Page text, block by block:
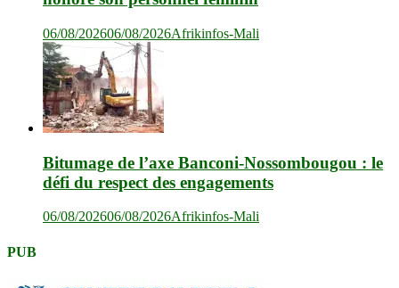
06/08/202606/08/2026Afrikinfos-Mali
Bitumage de l’axe Banconi-Nossombougou : le
défi du respect des engagements
06/08/202606/08/2026Afrikinfos-Mali
PUB